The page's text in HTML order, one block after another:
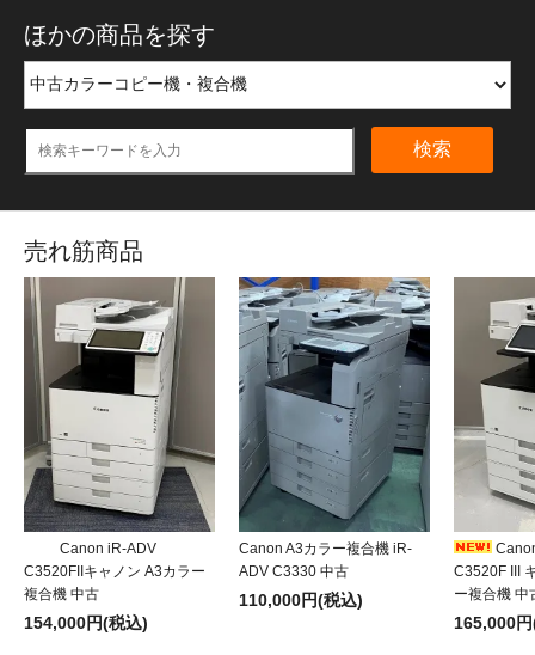
ほかの商品を探す
検索
売れ筋商品
Canon iR-ADV
C3520FIIキャノン A3カラー
複合機 中古
154,000円(税込)
Canon A3カラー複合機 iR-
ADV C3330 中古
110,000円(税込)
C3520F III
ー複合機 中
165,000